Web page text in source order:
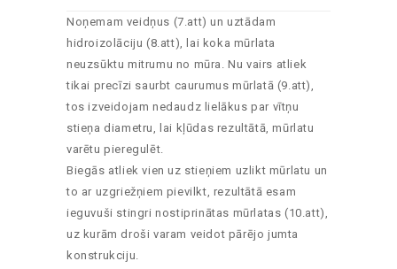
Noņemam veidņus (7.att) un uztādam
hidroizolāciju (8.att), lai koka mūrlata
neuzsūktu mitrumu no mūra. Nu vairs atliek
tikai precīzi saurbt caurumus mūrlatā (9.att),
tos izveidojam nedaudz lielākus par vītņu
stieņa diametru, lai kļūdas rezultātā, mūrlatu
varētu pieregulēt.
Biegās atliek vien uz stieņiem uzlikt mūrlatu un
to ar uzgriežņiem pievilkt, rezultātā esam
ieguvuši stingri nostiprinātas mūrlatas (10.att),
uz kurām droši varam veidot pārējo jumta
konstrukciju.